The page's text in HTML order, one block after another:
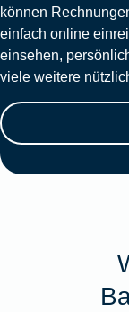
können
einfach online
einsehen,
viele weitere